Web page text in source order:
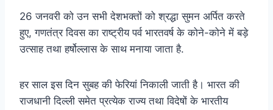
26 जनवरी को उन सभी देशभक्तों को श्रद्धा सुमन अर्पित करते
हुए, गणतंत्र दिवस का राष्ट्रीय पर्व भारतवर्ष के कोने-कोने में बड़े
उत्साह तथा हर्षोल्लास के साथ मनाया जाता है.
हर साल इस दिन सुबह की फेरियां निकाली जाती है। भारत की
राजधानी दिल्ली समेत प्रत्येक राज्य तथा विदेषों के भारतीय